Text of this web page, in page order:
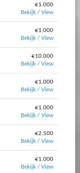
€1.000
Bekijk / View
€1.000
Bekijk / View
€10.000
Bekijk / View
€1.000
Bekijk / View
€1.000
Bekijk / View
€2.500
Bekijk / View
€1.000
Bekijk / View